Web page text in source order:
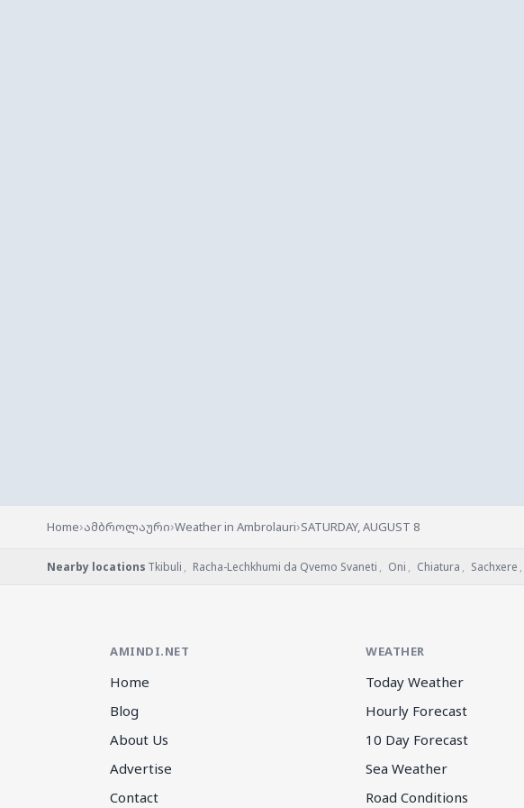
Home›ამბროლაური›Weather in Ambrolauri›SATURDAY, AUGUST 8
Nearby locations Tkibuli , Racha-Lechkhumi da Qvemo Svaneti , Oni , Chiatura , Sachxere ,
AMINDI.NET
Home
Blog
About Us
Advertise
Contact
WEATHER
Today Weather
Hourly Forecast
10 Day Forecast
Sea Weather
Road Conditions